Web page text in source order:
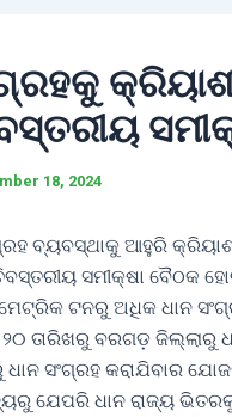
18, 2024
ବ୍ୟବସ୍ଥାକୁ ଆହୁରି
ସମୀକ୍ଷା ବୈଠକ
ଟନରୁ ଅଧିକ ଧାନ
ତାରିଖରୁ ବରଗଡ଼ ଜିଲ୍ଲାରୁ
ସଂଗ୍ରହ କରାଯିବାର
ଯେପରି ଧାନ ରାଜ୍ୟ